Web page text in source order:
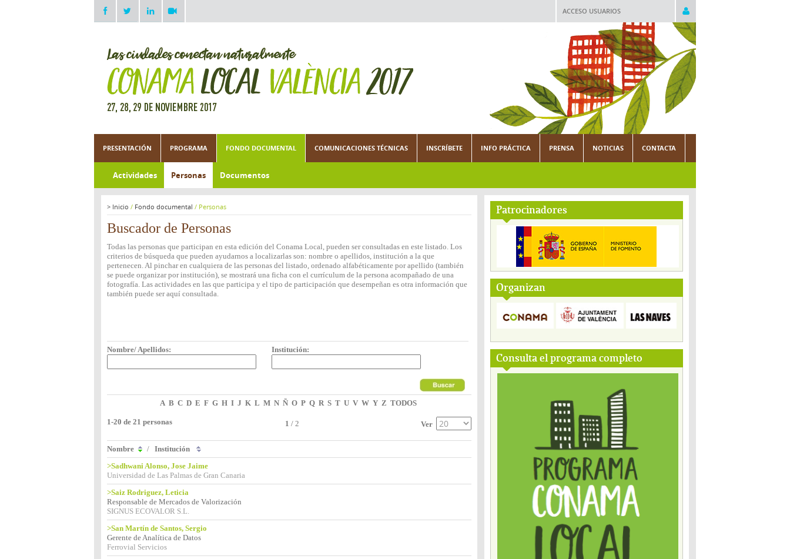
ACCESO USUARIOS
PRESENTACIÓN PROGRAMA FONDO DOCUMENTAL COMUNICACIONES TÉCNICAS INSCRÍBETE INFO PRÁCTICA PRENSA NOTICIAS CONTACTA
Actividades Personas Documentos
Patrocinadores
Organizan
Consulta el programa completo
> Inicio / Fondo documental / Personas
Buscador de Personas
Todas las personas que participan en esta edición del Conama Local, pueden ser consultadas en este listado. Los
criterios de búsqueda que pueden ayudarnos a localizarlas son: nombre o apellidos, institución a la que
pertenecen. Al pinchar en cualquiera de las personas del listado, ordenado alfabéticamente por apellido (también
se puede organizar por institución), se mostrará una ficha con el currículum de la persona acompañado de una
fotografía. Las actividades en las que participa y el tipo de participación que desempeñan es otra información que
también puede ser aquí consultada.
Nombre/ Apellidos: Institución:
A B C D E F G H I J K L M N Ñ O P Q R S T U V W Y Z TODOS
1-20 de 21 personas 1 / 2 Ver
Nombre / Institución
>Sadhwani Alonso, Jose Jaime
Universidad de Las Palmas de Gran Canaria
>Saiz Rodriguez, Leticia
Responsable de Mercados de Valorización
SIGNUS ECOVALOR S.L.
>San Martín de Santos, Sergio
Gerente de Analítica de Datos
Ferrovial Servicios